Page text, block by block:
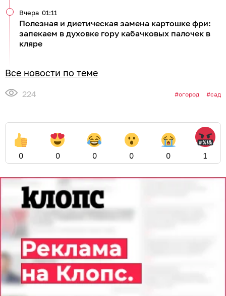
Полезная и диетическая замена картошке фри:
запекаем в духовке гору кабачковых палочек в
кляре
Вчера 01:11
Все новости по теме
224 огород сад
0 0 0 0 0 1